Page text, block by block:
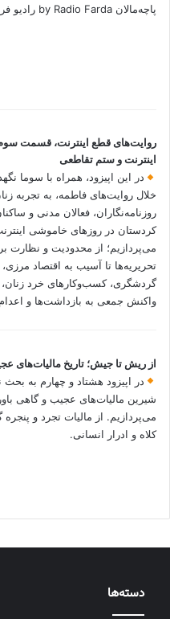
پاچه‌مالان by Radio Farda رادیو فردا
روایت‌های قطع اینترنت، قسمت
اینترنت و ستم تقاطعی
در این اپیزود، همراه با سوما
خلال روایت‌های فاطمه، به تجربه
روزنامه‌نگاران، فعالان مدنی و
کردستان در روزهای خاموشی
می‌پردازیم؛ از محدودیت و نظارت
تحریریه‌ها تا آسیب به اقتصاد مرزی،
گردشگری، کسب‌وکارهای خرد
واکنش جمعی به بازداشت‌ها و
از ریش تا جیش؛ تاریخ مالیات‌های
در اپیزود هشتاد و چهارم به بحث
شیرین مالیات‌های عجیب و گاهی
می‌پردازیم. از مالیات تجرد و پنجره
کلاه و ادرار انسانی.
دسته‌ها